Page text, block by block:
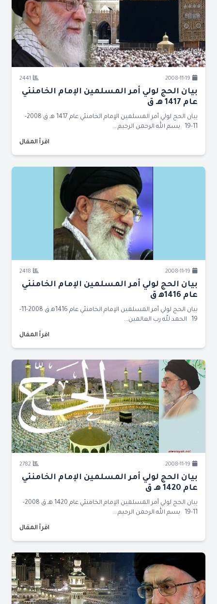
2008-11-19
2441
بيان الحج لولي أمر المسلمين الإمام الخامنئي
عام 1417 هـ ق
بيان الحج لولي أمر المسلمين الإمام الخامنئي عام 1417 هـ ق 2008-
11-19 بسم الله الرحمن الرحيم...
اقرأ المقال
2008-11-19
2418
بيان الحج لولي أمر المسلمين الإمام الخامنئي
عام 1416ﻫ ق
بيان الحج لولي أمر المسلمين الإمام الخامنئي عام 1416ﻫ ق 2008-11-
19 الحمد للّه رب العالمين...
اقرأ المقال
2008-11-19
2782
بيان الحج لولي أمر المسلمين الإمام الخامنئي
عام 1420 هـ ق
بيان الحج لولي أمر المسلمين الإمام الخامنئي عام 1420 هـ ق 2008-
11-19 بسم الله الرحمن الرحيم...
اقرأ المقال